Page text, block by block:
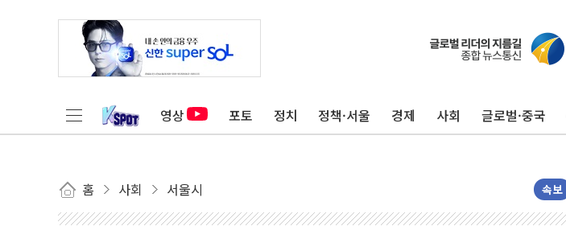
영상 포토 정치 정책·서울 경제 사회 글로벌·중국
홈 사회 서울시 속보